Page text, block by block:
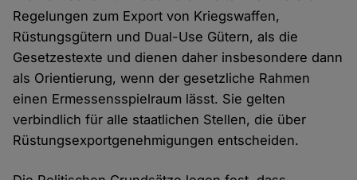
Regelungen zum Export von Kriegswaffen,
Rüstungsgütern und Dual-Use Gütern, als die
Gesetzestexte und dienen daher insbesondere dann
als Orientierung, wenn der gesetzliche Rahmen
einen Ermessensspielraum lässt. Sie gelten
verbindlich für alle staatlichen Stellen, die über
Rüstungsexportgenehmigungen entscheiden.